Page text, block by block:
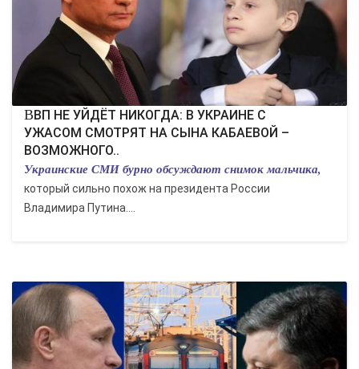
ВВП НЕ УЙДЁТ НИКОГДА: В УКРАИНЕ С
УЖАСОМ СМОТРЯТ НА СЫНА КАБАЕВОЙ –
ВОЗМОЖНОГО..
Украинские СМИ бурно обсуждают снимок мальчика,
который сильно похож на президента России
Владимира Путина....